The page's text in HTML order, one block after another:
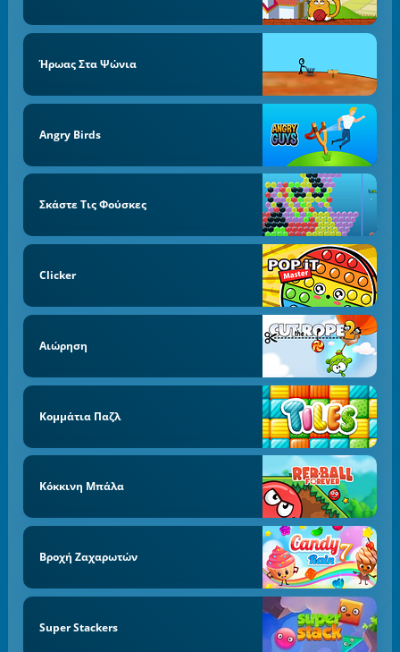
Ήρωας Στα Ψώνια
Angry Birds
Σκάστε Τις Φούσκες
Clicker
Αιώρηση
Κομμάτια Παζλ
Κόκκινη Μπάλα
Βροχή Ζαχαρωτών
Super Stackers